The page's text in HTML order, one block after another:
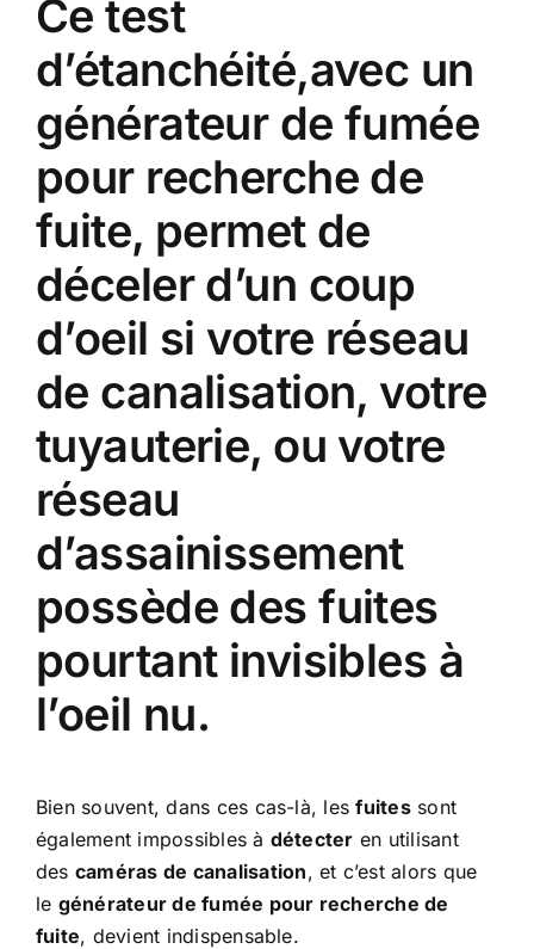
Ce test
d’étanchéité,avec un
générateur de fumée
pour recherche de
fuite, permet de
déceler d’un coup
d’oeil si votre réseau
de canalisation, votre
tuyauterie, ou votre
réseau
d’assainissement
possède des fuites
pourtant invisibles à
l’oeil nu.
Bien souvent, dans ces cas-là, lesfuitessont
également impossibles à détecter en utilisant
des caméras de canalisation, et c’est alors que
le générateur de fumée pour recherche de
fuite, devient indispensable.